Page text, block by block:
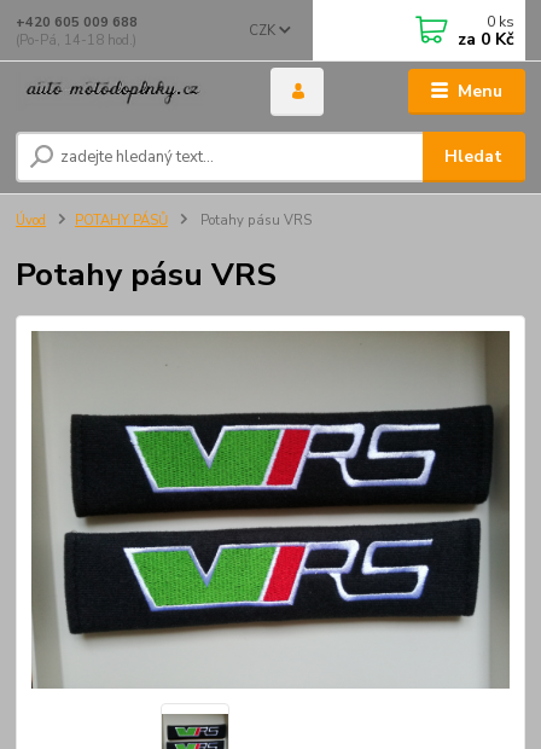
Menu
CZK
Hledat
+420 605 009 688
(Po-Pá, 14-18 hod.)
0 ks
za 0 Kč
Úvod POTAHY PÁSŮ Potahy pásu VRS
Potahy pásu VRS